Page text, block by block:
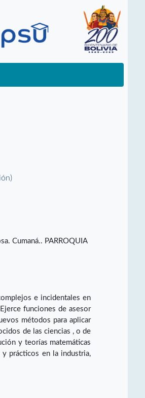
Cumaná.. PARROQUIA
e incidentales en
funciones de asesor
métodos para aplicar
de las ciencias , o de
y teorías matemáticas
prácticos en la industria,